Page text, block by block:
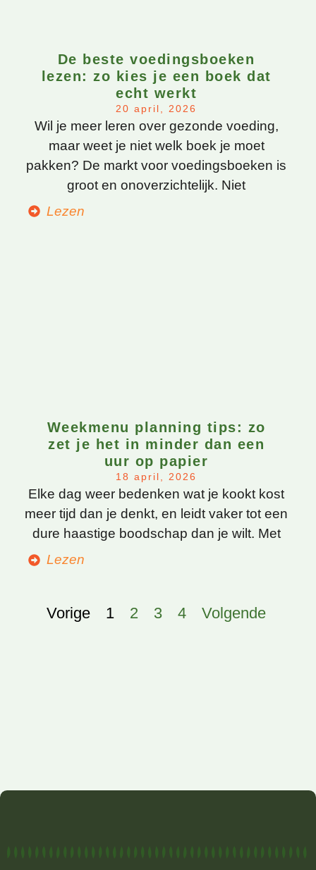
De beste voedingsboeken
lezen: zo kies je een boek dat
echt werkt
20 april, 2026
Wil je meer leren over gezonde voeding,
maar weet je niet welk boek je moet
pakken? De markt voor voedingsboeken is
groot en onoverzichtelijk. Niet
Lezen
Weekmenu planning tips: zo
zet je het in minder dan een
uur op papier
18 april, 2026
Elke dag weer bedenken wat je kookt kost
meer tijd dan je denkt, en leidt vaker tot een
dure haastige boodschap dan je wilt. Met
Lezen
Vorige 1 2 3 4 Volgende